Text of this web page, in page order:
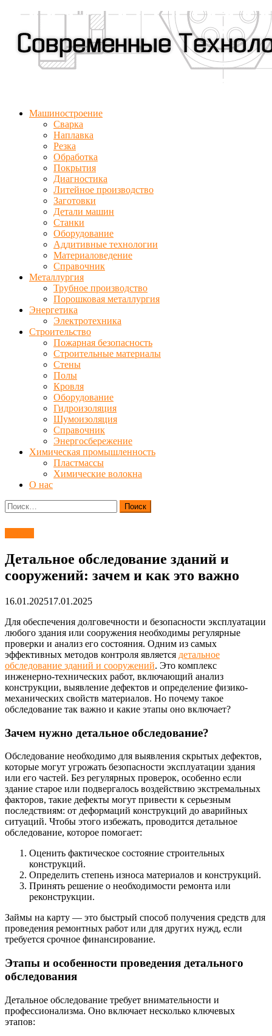
Машиностроение
Сварка
Наплавка
Резка
Обработка
Покрытия
Диагностика
Литейное производство
Заготовки
Детали машин
Станки
Оборудование
Аддитивные технологии
Материаловедение
Справочник
Металлургия
Трубное производство
Порошковая металлургия
Энергетика
Электротехника
Строительство
Пожарная безопасность
Строительные материалы
Стены
Полы
Кровля
Оборудование
Гидроизоляция
Шумоизоляция
Справочник
Энергосбережение
Химическая промышленность
Пластмассы
Химические волокна
О нас
Найти:
Детальное обследование зданий и
сооружений: зачем и как это важно
16.01.202517.01.2025
Для обеспечения долговечности и безопасности эксплуатации
любого здания или сооружения необходимы регулярные
проверки и анализ его состояния. Одним из самых
эффективных методов контроля является детальное
обследование зданий и сооружений. Это комплекс
инженерно-технических работ, включающий анализ
конструкции, выявление дефектов и определение физико-
механических свойств материалов. Но почему такое
обследование так важно и какие этапы оно включает?
Зачем нужно детальное обследование?
Обследование необходимо для выявления скрытых дефектов,
которые могут угрожать безопасности эксплуатации здания
или его частей. Без регулярных проверок, особенно если
здание старое или подвергалось воздействию экстремальных
факторов, такие дефекты могут привести к серьезным
последствиям: от деформаций конструкций до аварийных
ситуаций. Чтобы этого избежать, проводится детальное
обследование, которое помогает:
Оценить фактическое состояние строительных
конструкций.
Определить степень износа материалов и конструкций.
Принять решение о необходимости ремонта или
реконструкции.
Займы на карту — это быстрый способ получения средств для
проведения ремонтных работ или для других нужд, если
требуется срочное финансирование.
Этапы и особенности проведения детального
обследования
Детальное обследование требует внимательности и
профессионализма. Оно включает несколько ключевых
этапов: